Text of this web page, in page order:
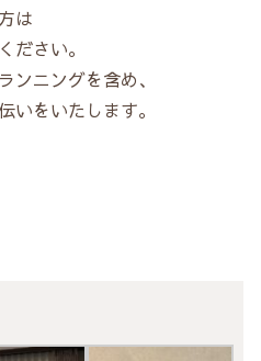
は
ださい。
ンニングを含め、
いをいたします。